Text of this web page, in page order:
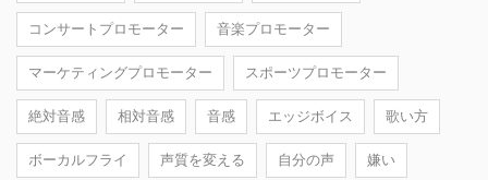
コンサートプロモーター 音楽プロモーター
マーケティングプロモーター スポーツプロモーター
絶対音感 相対音感 音感 エッジボイス 歌い方
ボーカルフライ 声質を変える 自分の声 嫌い